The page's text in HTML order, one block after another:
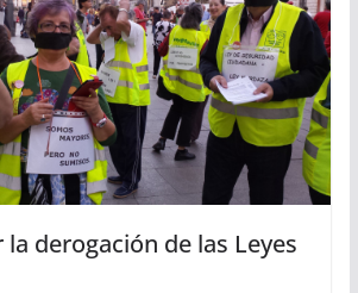
la derogación de las Leyes